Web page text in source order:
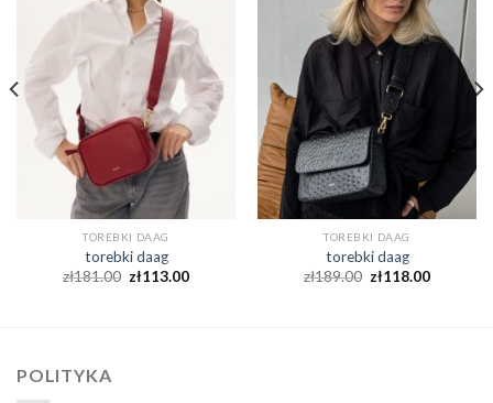
TOREBKI DAAG
torebki daag
zł181.00 zł113.00
TOREBKI DAAG
torebki daag
zł189.00 zł118.00
POLITYKA